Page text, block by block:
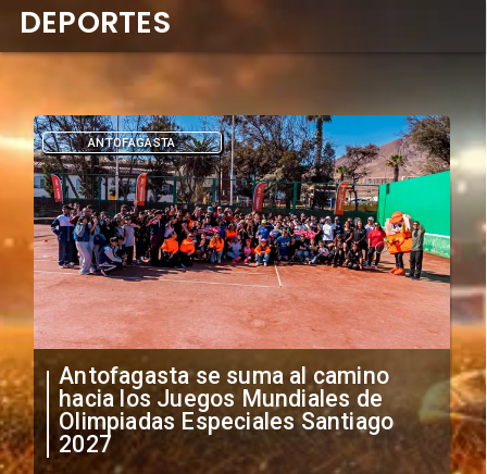
"Falta de profesionalismo": Sifup
anuncia medidas por situación
irregular de futbolistas
extranjeros
DEPORTES
DEPORTES